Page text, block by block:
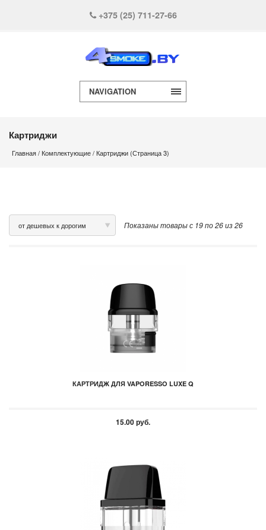
+375 (25) 711-27-66
NAVIGATION
Картриджи
Главная/ Комплектующие/ Картриджи (Страница 3)
от дешевых к дорогим Показаны товары с 19 по 26 из 26
КАРТРИДЖ ДЛЯ VAPORESSO LUXE Q
15.00 руб.